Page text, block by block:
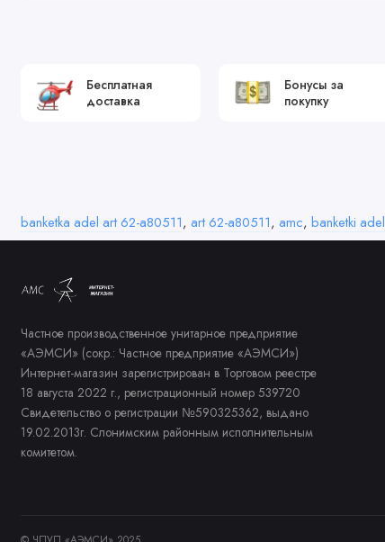
Бесплатная
доставка
Бонусы за
покупку
banketka adel art 62-a80511, art 62-a80511, amc, banketki adel
Частное производственное унитарное предприятие
«АЭМСИ» (сокр.: Частное предприятие «АЭМСИ»)
Интернет-магазин зарегистрирован в Торговом реестре
18 августа 2022 г., регистрационный номер 539720
Свидетельство о регистрации №590325362, выдано
19.02.2013г. Слонимским районным исполнительным
комитетом.